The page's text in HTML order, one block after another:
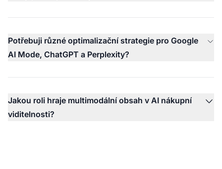
Potřebuji různé optimalizační strategie pro Google
AI Mode, ChatGPT a Perplexity?
Jakou roli hraje multimodální obsah v AI nákupní
viditelnosti?